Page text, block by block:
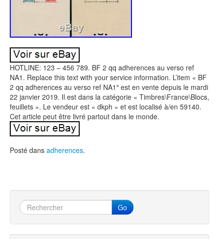
HOTLINE: 123 – 456 789. BF 2 qq adherences au verso ref
NA1. Replace this text with your service information. L’item « BF
2 qq adherences au verso ref NA1″ est en vente depuis le mardi
22 janvier 2019. Il est dans la catégorie « Timbres\France\Blocs,
feuillets ». Le vendeur est « dkph » et est localisé à/en 59140.
Cet article peut être livré partout dans le monde.
Posté dans adherences.
Go